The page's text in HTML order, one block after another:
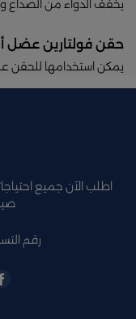
يخفف الدواء من الصداع
حقن فولتارين عضل
يمكن استخدامها للحقن
اطلب الآن جميع
رقم التسجيل